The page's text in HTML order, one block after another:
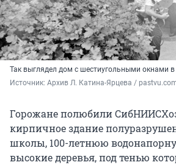
Так выглядел дом с шестиугольными окнами
Источник: Архив Л. Катина-Ярцева /
Горожане полюбили
кирпичное здание
школы, 100-летнюю
высокие деревья, под тенью